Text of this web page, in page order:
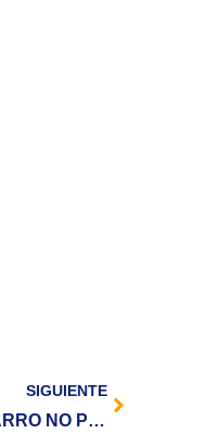
SIGUIENTE
MI CARRO NO PRENDE: 3 PRUEBAS SIMPLES PARA SABER POR QUÉ